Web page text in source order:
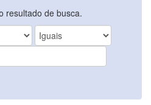
resultado de busca.